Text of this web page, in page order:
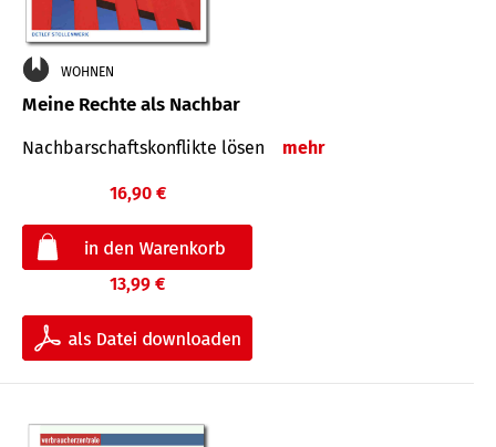
WOHNEN
Meine Rechte als Nachbar
Nach­bar­schafts­konflikte lösen mehr
16,90 €
13,99 €